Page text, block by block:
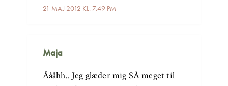
21 MAJ 2012 KL. 7:49 PM
Maja
Åååhh.. Jeg glæder mig SÅ meget til